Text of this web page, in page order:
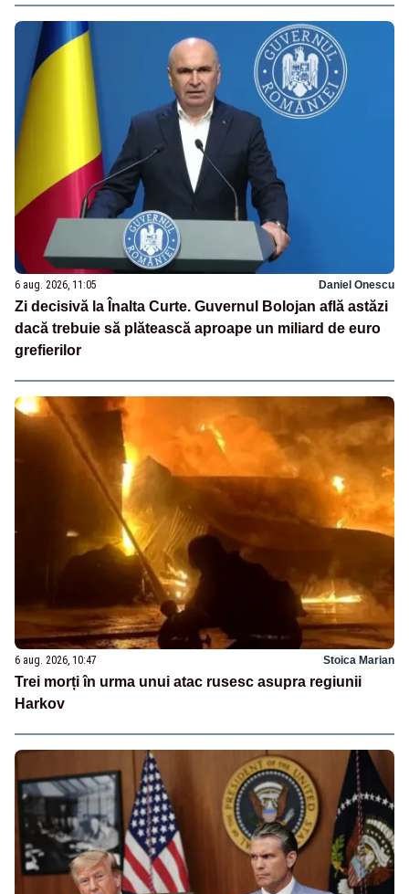
6 aug. 2026, 11:05 Daniel Onescu
Zi decisivă la Înalta Curte. Guvernul Bolojan află astăzi
dacă trebuie să plătească aproape un miliard de euro
grefierilor
6 aug. 2026, 10:47 Stoica Marian
Trei morți în urma unui atac rusesc asupra regiunii
Harkov